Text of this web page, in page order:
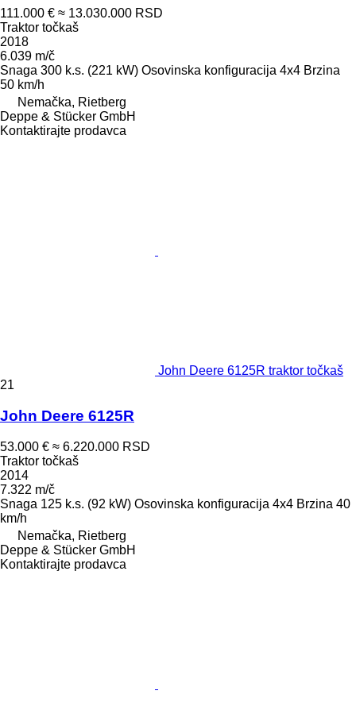
111.000 € ≈ 13.030.000 RSD
Traktor točkaš
2018
6.039 m/č
Snaga 300 k.s. (221 kW) Osovinska konfiguracija 4x4 Brzina
50 km/h
Nemačka, Rietberg
Deppe & Stücker GmbH
Kontaktirajte prodavca
John Deere 6125R traktor točkaš
21
John Deere 6125R
53.000 € ≈ 6.220.000 RSD
Traktor točkaš
2014
7.322 m/č
Snaga 125 k.s. (92 kW) Osovinska konfiguracija 4x4 Brzina 40
km/h
Nemačka, Rietberg
Deppe & Stücker GmbH
Kontaktirajte prodavca